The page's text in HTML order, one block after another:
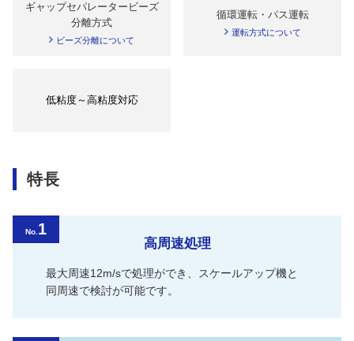
ギャップセパレータービーズ
分離方式
ビーズ分離について
循環運転・パス運転
運転方式について
低粘度～高粘度対応
特長
No. 1
高周速処理
最大周速12m/sで処理ができ、スケールアップ機と
同周速で検討が可能です。